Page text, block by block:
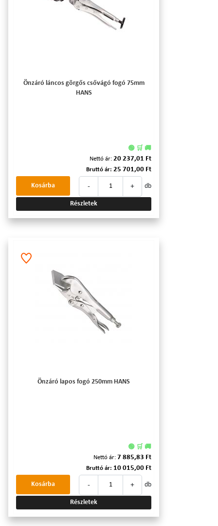
Önzáró láncos görgős csővágó fogó 75mm
HANS
🟢 🛒 🚚
Nettó ár: 20 237,01 Ft
Bruttó ár: 25 701,00 Ft
- + db
Kosárba
Részletek
Önzáró lapos fogó 250mm HANS
🟢 🛒 🚚
Nettó ár: 7 885,83 Ft
Bruttó ár: 10 015,00 Ft
- + db
Kosárba
Részletek